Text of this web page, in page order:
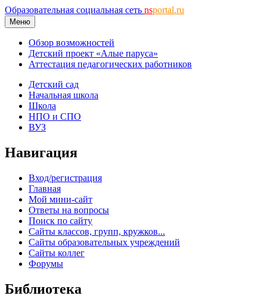
Образовательная социальная сеть nsportal.ru
Меню
Обзор возможностей
Детский проект «Алые паруса»
Аттестация педагогических работников
Детский сад
Начальная школа
Школа
НПО и СПО
ВУЗ
Навигация
Вход/регистрация
Главная
Мой мини-сайт
Ответы на вопросы
Поиск по сайту
Сайты классов, групп, кружков...
Сайты образовательных учреждений
Сайты коллег
Форумы
Библиотека